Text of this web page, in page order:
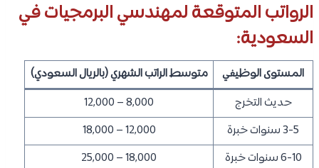
الرواتب المتوقعة لمهندسي البرمجيات في
السعودية:
المستوى الوظيفي
متوسط الراتب الشهري (بالريال السعودي)
حديث التخرج
8,000 – 12,000
3-5 سنوات خبرة
12,000 – 18,000
6-10 سنوات خبرة
18,000 – 25,000